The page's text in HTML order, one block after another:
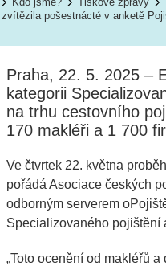
pošestnácté v anketě
Praha, 22. 5. 2025 –
kategorii
na trhu cestovního
170 makléři a 1 700
Ve čtvrtek 22. května
pořádá Asociace českých
odborným serverem
Specializovaného pojištění
„Toto ocenění od makléřů